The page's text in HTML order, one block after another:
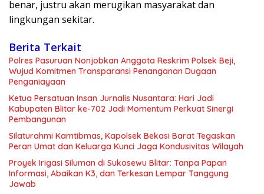
benar, justru akan merugikan masyarakat dan
lingkungan sekitar.
Berita Terkait
Polres Pasuruan Nonjobkan Anggota Reskrim Polsek Beji,
Wujud Komitmen Transparansi Penanganan Dugaan
Penganiayaan
Ketua Persatuan Insan Jurnalis Nusantara: Hari Jadi
Kabupaten Blitar ke-702 Jadi Momentum Perkuat Sinergi
Pembangunan
Silaturahmi Kamtibmas, Kapolsek Bekasi Barat Tegaskan
Peran Umat dan Keluarga Kunci Jaga Kondusivitas Wilayah
Proyek Irigasi Siluman di Sukosewu Blitar: Tanpa Papan
Informasi, Abaikan K3, dan Terkesan Lempar Tanggung
Jawab